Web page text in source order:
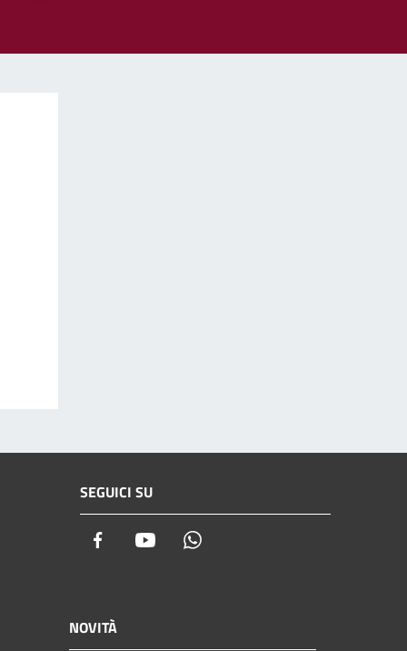
SEGUICI SU
Facebook Youtube
NOVITÀ